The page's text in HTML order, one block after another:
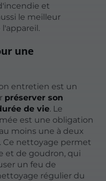
et
le meilleur
une
entretien est un
préserver son
de vie. Le
est une obligation
moins une à deux
Ce nettoyage permet
et de goudron, qui
un feu de
régulier du